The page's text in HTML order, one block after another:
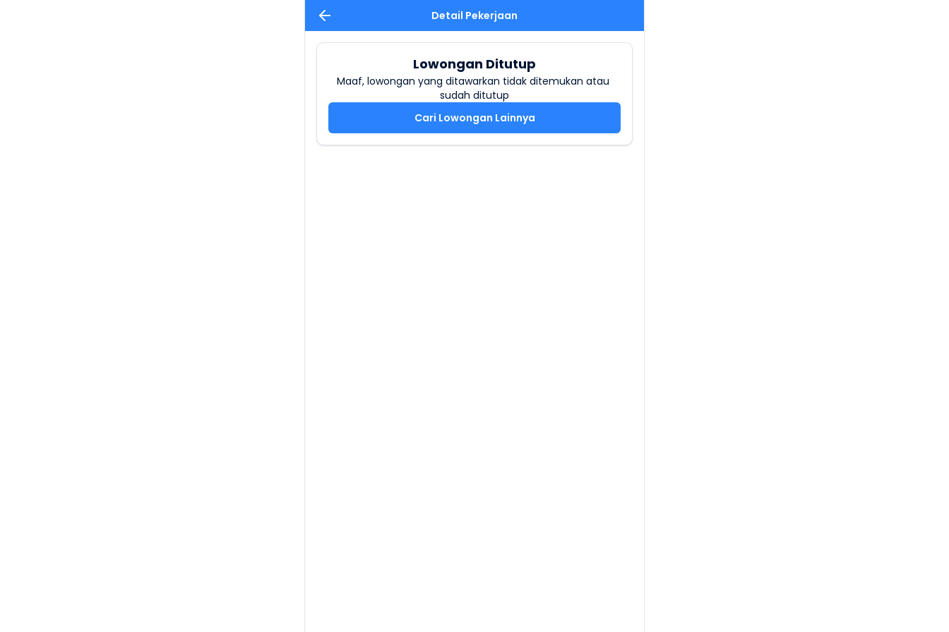
Detail Pekerjaan
Lowongan Ditutup
Maaf, lowongan yang ditawarkan tidak ditemukan atau
sudah ditutup
Cari Lowongan Lainnya